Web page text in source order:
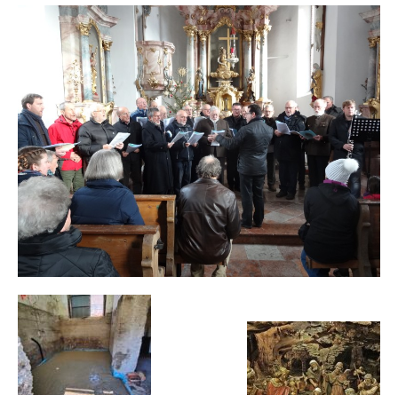
AKTUELLES
Aus der Krippe
Aus der Krippenwerkstatt